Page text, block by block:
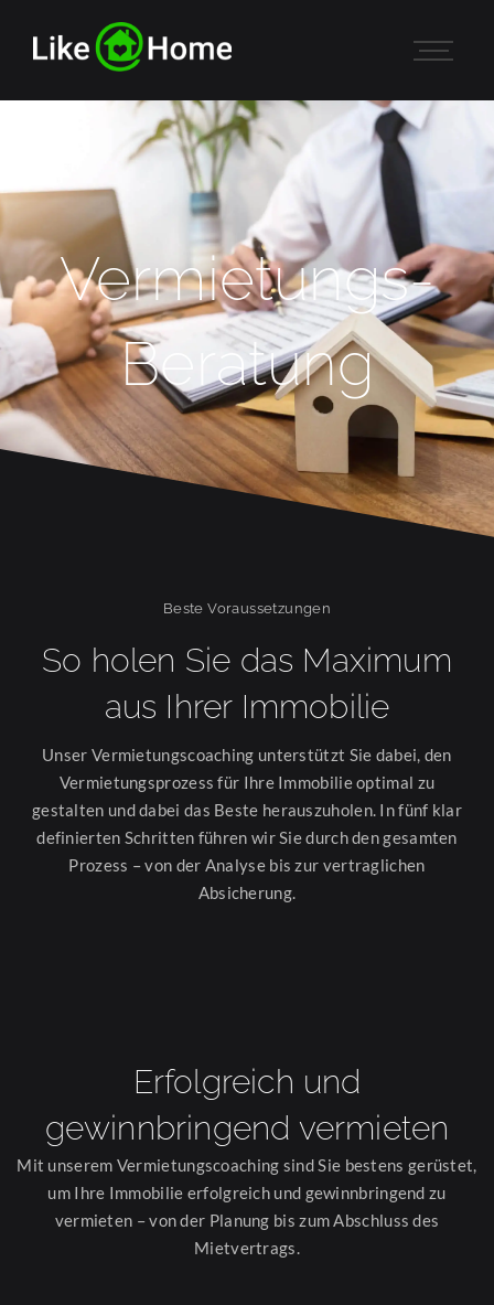
Vermietungs-
Beratung
Beste Voraussetzungen
So holen Sie das Maximum
aus Ihrer Immobilie
Unser Vermietungscoaching unterstützt Sie dabei, den
Vermietungsprozess für Ihre Immobilie optimal zu
gestalten und dabei das Beste herauszuholen. In fünf klar
definierten Schritten führen wir Sie durch den gesamten
Prozess – von der Analyse bis zur vertraglichen
Absicherung.
Erfolgreich und
gewinnbringend vermieten
Mit unserem Vermietungscoaching sind Sie bestens gerüstet,
um Ihre Immobilie erfolgreich und gewinnbringend zu
vermieten – von der Planung bis zum Abschluss des
Mietvertrags.